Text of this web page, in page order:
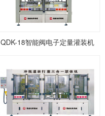
QDK-18智能阀电子定量灌装机